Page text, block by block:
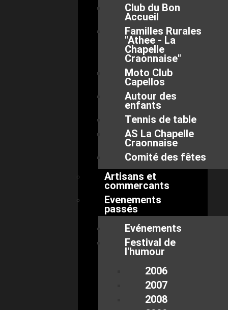
Club du Bon
Accueil
Familles Rurales
"Athee - La
Chapelle
Craonnaise"
Moto Club
Capellos
Autour des
enfants
Tennis de table
AS La Chapelle
Craonnaise
Comité des fêtes
Artisans et
commercants
Evenements
passés
Evénements
Festival de
l'humour
2006
2007
2008